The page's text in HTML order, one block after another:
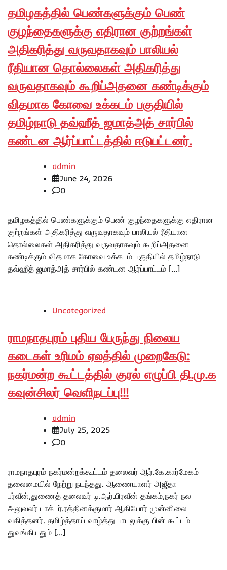
தமிழகத்தில் பெண்களுக்கும் பெண்
குழந்தைகளுக்கு எதிரான குற்றங்கள்
அதிகரித்து வருவதாகவும் பாலியல்
ரீதியான தொல்லைகள் அதிகரித்து
வருவதாகவும் கூறிப்அதனை கண்டிக்கும்
விதமாக கோவை உக்கடம் பகுதியில்
தமிழ்நாடு தவ்ஹீத் ஜமாத்அத் சார்பில்
கண்டன ஆர்ப்பாட்டத்தில் ஈடுபட்டனர்.
admin
June 24, 2026
0
தமிழகத்தில் பெண்களுக்கும் பெண் குழந்தைகளுக்கு எதிரான
குற்றங்கள் அதிகரித்து வருவதாகவும் பாலியல் ரீதியான
தொல்லைகள் அதிகரித்து வருவதாகவும் கூறிப்அதனை
கண்டிக்கும் விதமாக கோவை உக்கடம் பகுதியில் தமிழ்நாடு
தவ்ஹீத் ஜமாத்அத் சார்பில் கண்டன ஆர்ப்பாட்டம் […]
Uncategorized
ராமநாதபுரம் புதிய பேருந்து நிலைய
கடைகள் உரிமம் ஏலத்தில் முறைகேடு:
நகர்மன்ற கூட்டத்தில் குரல் எழுப்பி தி.மு.க
கவுன்சிலர் வெளிநடப்பு!!!
admin
July 25, 2025
0
ராமநாதபுரம் நகர்மன்றக்கூட்டம் தலைவர் ஆர்.கே.கார்மேகம்
தலைமையில் நேற்று நடந்தது. ஆணையாளர் அஜீதா
பர்வீன்,துணைத் தலைவர் டி.ஆர்.பிரவீன் தங்கம்,நகர் நல
அலுவலர் டாக்டர்.ரத்தினக்குமார் ஆகியோர் முன்னிலை
வகித்தனர். தமிழ்த்தாய் வாழ்த்து பாடலுக்கு பின் கூட்டம்
துவங்கியதும் […]